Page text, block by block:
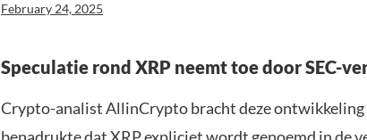
February 24, 2025
Speculatie rond XRP neemt toe door SEC-
Crypto-analist AllinCrypto bracht deze ontwikkeling